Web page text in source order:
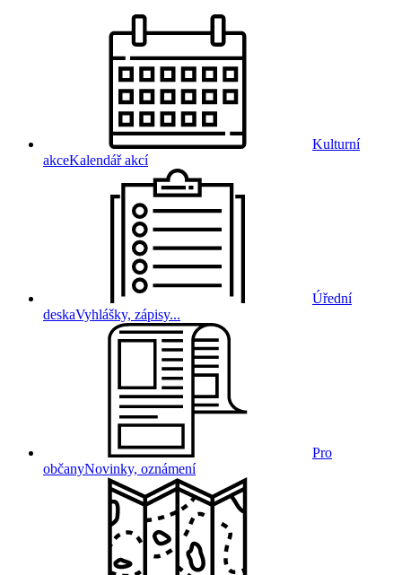
Kulturní
akceKalendář akcí
Úřední
deskaVyhlášky, zápisy...
Pro
občanyNovinky, oznámení